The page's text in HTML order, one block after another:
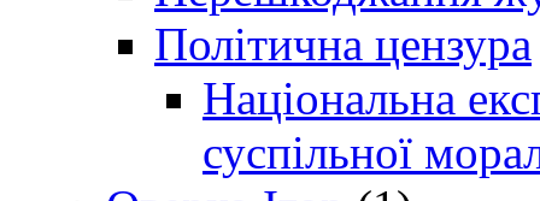
Політична цензура
Національна
суспільної